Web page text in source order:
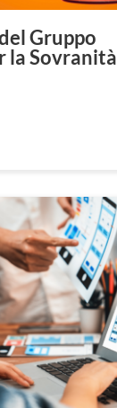
Gruppo
la Sovranità